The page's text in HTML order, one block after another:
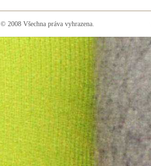
© 2008 Všechna práva vyhrazena.